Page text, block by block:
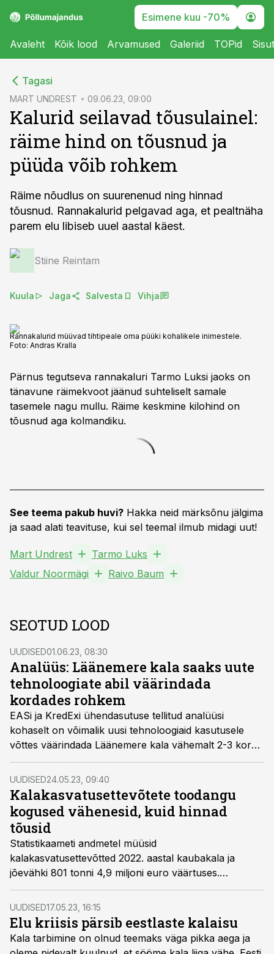
Esimene kuu -70%
Avaleht Kõik lood Arvamused Galeriid TOPid
Tagasi
MART UNDREST 09.06.23, 09:00
Kalurid seilavad tõusulainel:
räime hind on tõusnud ja
püüda võib rohkem
Räime nõudlus on suurenenud ning hinnad
tõusnud. Rannakalurid pelgavad aga, et pealtnäha
parem elu libiseb uuel aastal käest.
Stiine Reintam
Kuula Jaga Salvesta Vihja
Rannakalurid müüvad tihtipeale oma püüki kohalikele inimestele.
Foto: Andras Kralla
Pärnus tegutseva rannakaluri Tarmo Luksi jaoks on
tänavune räimekvoot jäänud suhteliselt samale
tasemele nagu mullu. Räime keskmine kilohind on
tõusnud aga kolmandiku.
See teema pakub huvi? Hakka neid märksõnu jälgima
ja saad alati teavituse, kui sel teemal ilmub midagi uut!
Mart Undrest
Tarmo Luks
Valdur Noormägi
Raivo Baum
SEOTUD LOOD
UUDISED01.06.23, 08:30
Analüüs: Läänemere kala saaks uute
tehnoloogiate abil väärindada
kordades rohkem
EASi ja KredExi ühendasutuse tellitud analüüsi
kohaselt on võimalik uusi tehnoloogiaid kasutusele
võttes väärindada Läänemere kala vähemalt 2-3 korda
rohkem.
UUDISED24.05.23, 09:40
Kalakasvatusettevõtete toodangu
kogused vähenesid, kuid hinnad
tõusid
Statistikaameti andmetel müüsid
kalakasvatusettevõtted 2022. aastal kaubakala ja
jõevähki 801 tonni 4,9 miljoni euro väärtuses.
Toidukalamarja müüdi 2,7 tonni. Kasvatatud kala
müügi kogused vähenesid kolmandat aastat järjest,
toidukalamarja müük vähenes 2022. aastal eelneva
aastaga võrreldes 8 korda.
UUDISED17.05.23, 16:15
Elu kriisis pärsib eestlaste kalaisu
Kala tarbimine on olnud teemaks väga pikka aega ja